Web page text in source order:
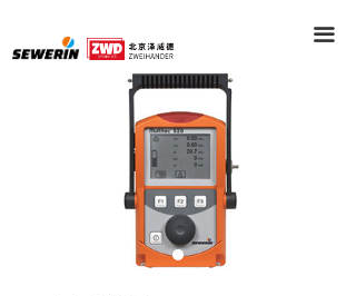
끀